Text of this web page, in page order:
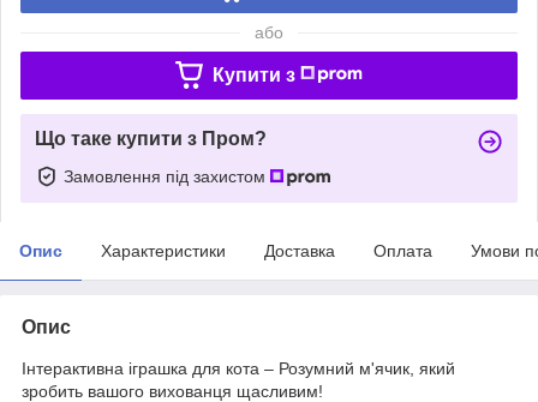
або
Купити з
Що таке купити з Пром?
Замовлення під захистом
Опис Характеристики Доставка Оплата Умови
Опис
Інтерактивна іграшка для кота – Розумний м'ячик, який
зробить вашого вихованця щасливим!